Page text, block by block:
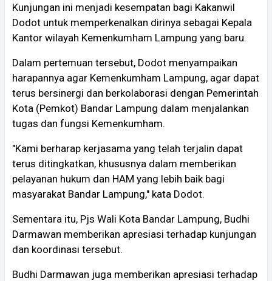
Kunjungan ini menjadi kesempatan bagi Kakanwil
Dodot untuk memperkenalkan dirinya sebagai Kepala
Kantor wilayah Kemenkumham Lampung yang baru.
Dalam pertemuan tersebut, Dodot menyampaikan
harapannya agar Kemenkumham Lampung, agar dapat
terus bersinergi dan berkolaborasi dengan Pemerintah
Kota (Pemkot) Bandar Lampung dalam menjalankan
tugas dan fungsi Kemenkumham.
"Kami berharap kerjasama yang telah terjalin dapat
terus ditingkatkan, khususnya dalam memberikan
pelayanan hukum dan HAM yang lebih baik bagi
masyarakat Bandar Lampung," kata Dodot.
Sementara itu, Pjs Wali Kota Bandar Lampung, Budhi
Darmawan memberikan apresiasi terhadap kunjungan
dan koordinasi tersebut.
Budhi Darmawan juga memberikan apresiasi terhadap